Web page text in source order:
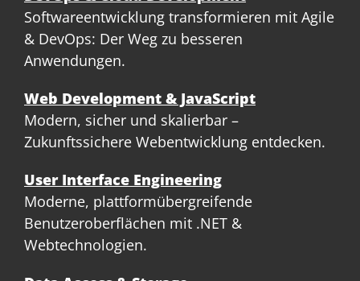
Softwareentwicklung transformieren mit Agile
& DevOps: Der Weg zu besseren
Anwendungen.
Web Development & JavaScript
Modern, sicher und skalierbar –
Zukunftssichere Webentwicklung entdecken.
User Interface Engineering
Moderne, plattformübergreifende
Benutzeroberflächen mit .NET &
Webtechnologien.